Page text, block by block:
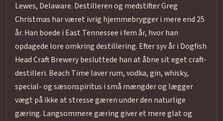
Lewes, Delaware. Destilleren og medstifter Greg
Christmas har været ivrig hjemmebrygger i mere end 25
år. Han boede i East Tennessee i fem år, hvor han
opdagede lore omkring destillering. Efter syv år i Dogfish
Head Craft Brewery besluttede han at åbne sit eget craft-
destilleri. Beach Time laver rum, vodka, gin, whisky,
special- og sæsonspiritus i små mængder og lægger
vægt på ikke at stresse gæren under den naturlige
gæring. Langsommere gæring giver et mere glat og